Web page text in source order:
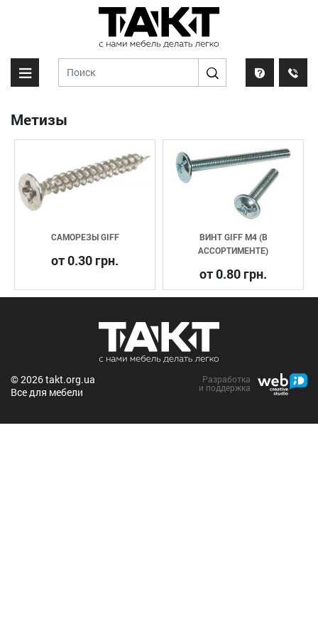
Метизы
САМОРЕЗЫ GIFF
от 0.30 грн.
ВИНТ GIFF М4 (В
АССОРТИМЕНТЕ)
от 0.80 грн.
© 2026 takt.org.ua
Все для мебели
Разработка
и поддержка